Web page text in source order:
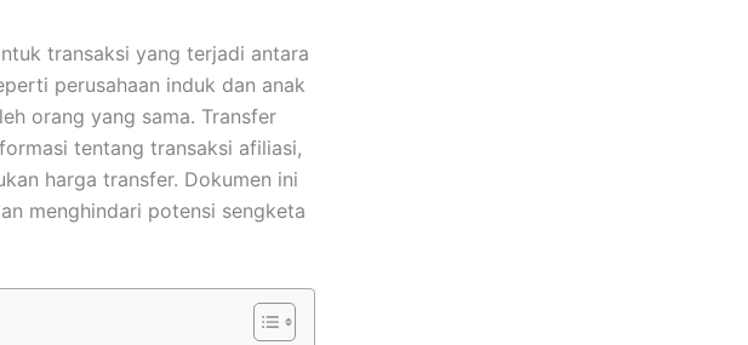
transaksi yang terjadi antara
perusahaan induk dan anak
orang yang sama. Transfer
tentang transaksi afiliasi,
harga transfer. Dokumen ini
menghindari potensi sengketa